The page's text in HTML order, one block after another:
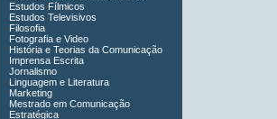
Estudos Fílmicos
Estudos Televisivos
Filosofia
Fotografia e Video
História e Teorias da Comunicação
Imprensa Escrita
Jornalismo
Linguagem e Literatura
Marketing
Mestrado em Comunicação
Estratégica